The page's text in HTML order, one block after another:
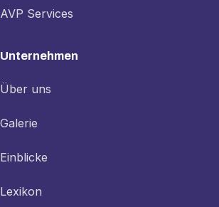
AVP Services
Unternehmen
Über uns
Galerie
Einblicke
Lexikon